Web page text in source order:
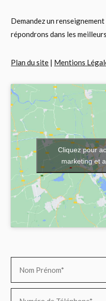
Demandez un
répondrons dans les
Plan du site | Mentions
Cliquez pour
marketing et